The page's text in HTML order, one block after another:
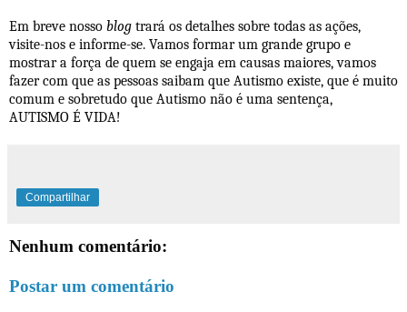
Em breve nosso blog trará os detalhes sobre todas as ações,
visite-nos e informe-se. Vamos formar um grande grupo e
mostrar a força de quem se engaja em causas maiores, vamos
fazer com que as pessoas saibam que Autismo existe, que é muito
comum e sobretudo que Autismo não é uma sentença,
AUTISMO É VIDA!
Compartilhar
Nenhum comentário:
Postar um comentário